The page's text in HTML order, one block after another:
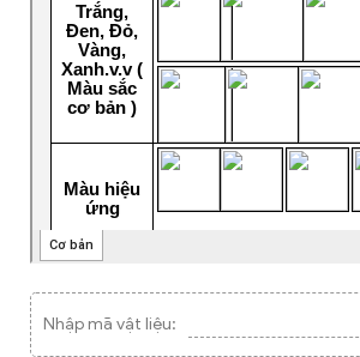
Nhập mã vật liệu: